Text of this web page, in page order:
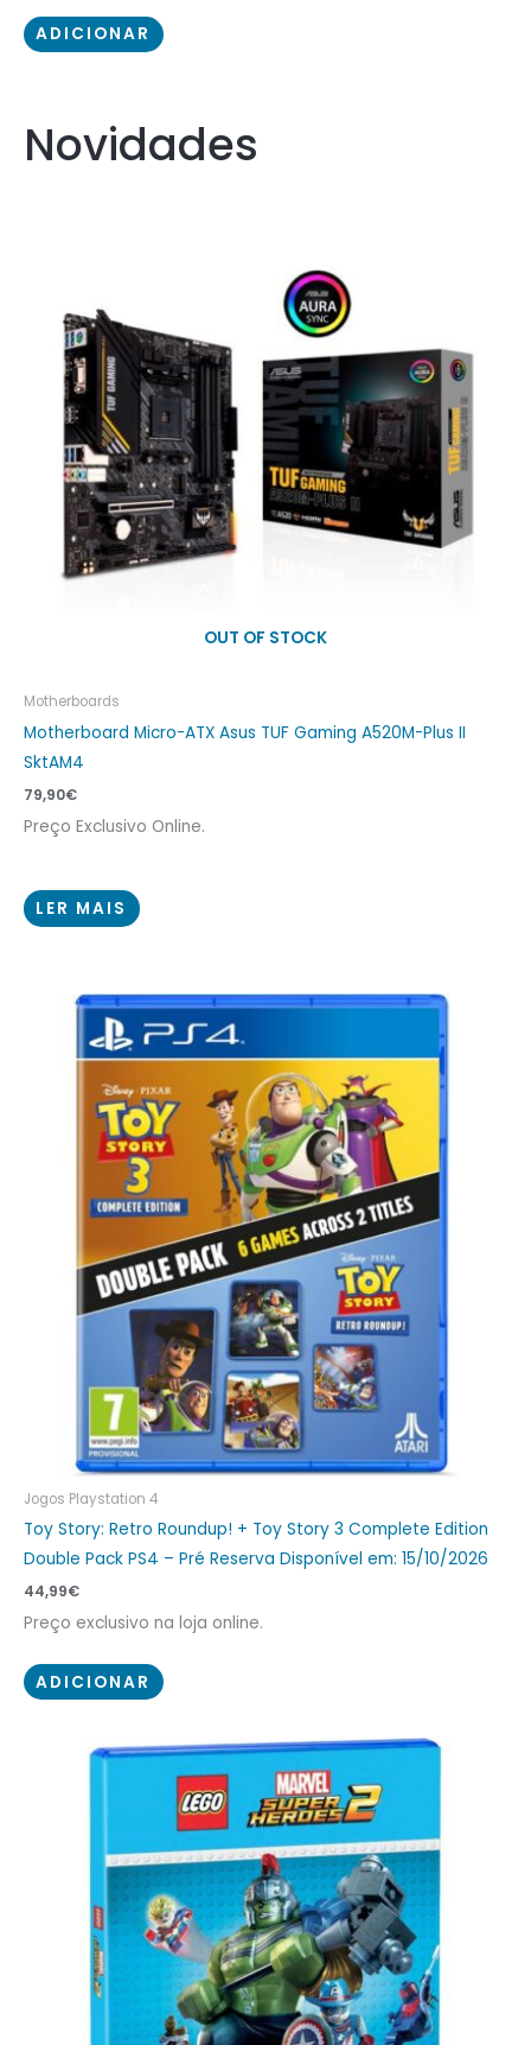
ADICIONAR
Novidades
OUT OF STOCK
Motherboards
Motherboard Micro-ATX Asus TUF Gaming A520M-Plus II
SktAM4
79,90€
Preço Exclusivo Online.
LER MAIS
Jogos Playstation 4
Toy Story: Retro Roundup! + Toy Story 3 Complete Edition
Double Pack PS4 – Pré Reserva Disponível em: 15/10/2026
44,99€
Preço exclusivo na loja online.
ADICIONAR